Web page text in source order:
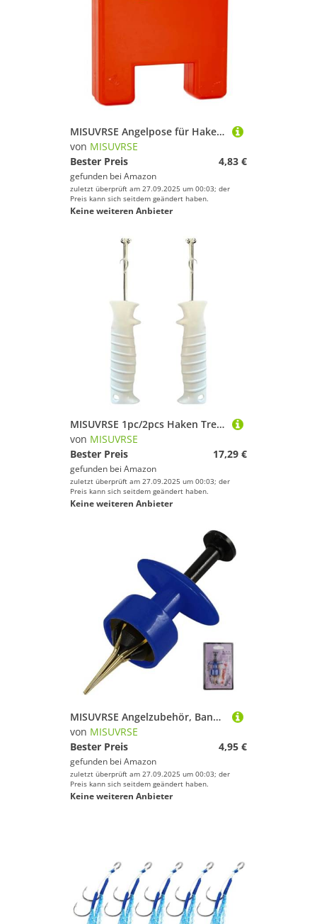
MISUVRSE Angelpose für Haken Chod Boilies Köder-Rig Ausrüstung Carpfishing 6 x 5,5 x 1 cm Zubehör
von MISUVRSE
Bester Preis
4,83 €
gefunden bei Amazon
zuletzt überprüft am 27.09.2025 um 00:03; der
Preis kann sich seitdem geändert haben.
Keine weiteren Anbieter
MISUVRSE 1pc/2pcs Haken Trennung Entfernungstool Extraktion Ausrüstung Tragbar
von MISUVRSE
Bester Preis
17,29 €
gefunden bei Amazon
zuletzt überprüft am 27.09.2025 um 00:03; der
Preis kann sich seitdem geändert haben.
Keine weiteren Anbieter
MISUVRSE Angelzubehör, Banderwerkzeug, Gummiband, grobe Terminal-Ausrüstung mit Ködern, Pellet-Werkzeug-Set mit Pellet-Gummiband, grobes Terminal Tackle
von MISUVRSE
Bester Preis
4,95 €
gefunden bei Amazon
zuletzt überprüft am 27.09.2025 um 00:03; der
Preis kann sich seitdem geändert haben.
Keine weiteren Anbieter